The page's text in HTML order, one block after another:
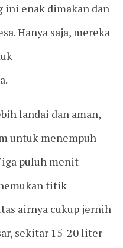
ini enak dimakan dan
Hanya saja, mereka
landai dan aman,
untuk menempuh
puluh menit
titik
airnya cukup jernih
sekitar 15-20 liter